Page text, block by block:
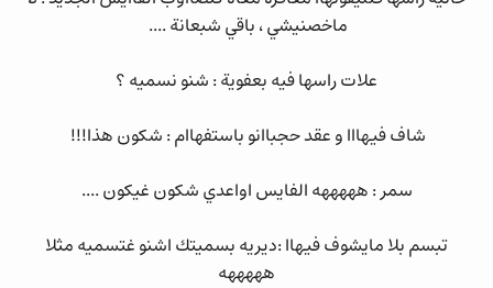
ماخصنيشي ، باقي شبعانة ....
علات راسها فيه بعفوية : شنو نسميه ؟
شاف فيهااا و عقد حجباانو باستفهاام : شكون هذا!!!
سمر : هههههه الفايس اواعدي شكون غيكون ....
تبسم بلا مايشوف فيهاا :ديريه بسميتك اشنو غتسميه مثلا
هههههه